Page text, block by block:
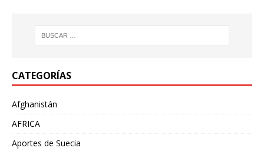
CATEGORÍAS
Afghanistán
AFRICA
Aportes de Suecia